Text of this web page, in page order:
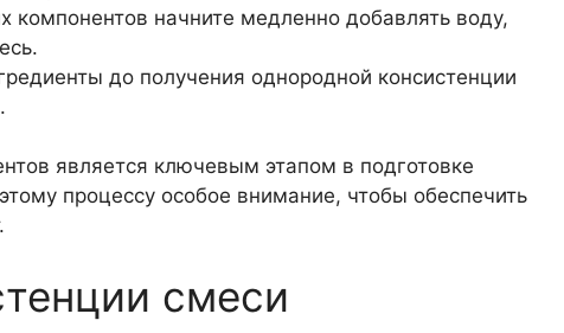
компонентов начните медленно добавлять воду,
до получения однородной консистенции
является ключевым этапом в подготовке
процессу особое внимание, чтобы обеспечить
смеси